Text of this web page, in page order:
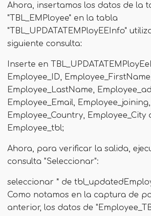
Ahora, insertamos los datos de la
"TBL_EMPloyee" en la tabla
"TBL_UPDATATEMPloyEEInfo"
siguiente consulta:
Inserte en
Employee_ID,
Employee_LastName,
Employee_Email, Employee_joining,
Employee_Country, Employee_City
Employee_tbl;
Ahora, para verificar la salida,
consulta "Seleccionar":
seleccionar * de
Como notamos en la captura de
anterior, los datos de